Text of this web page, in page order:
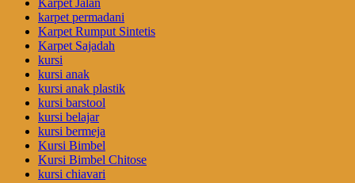
Karpet Jalan
karpet permadani
Karpet Rumput Sintetis
Karpet Sajadah
kursi
kursi anak
kursi anak plastik
kursi barstool
kursi belajar
kursi bermeja
Kursi Bimbel
Kursi Bimbel Chitose
kursi chiavari